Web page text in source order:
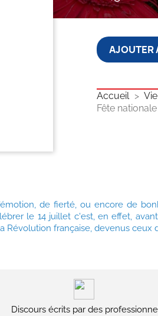
AJOUTER
Accueil
Fête
de fierté, ou encore de
le 14 juillet c'est, en effet,
Révolution française, devenus
Discours écrits par des